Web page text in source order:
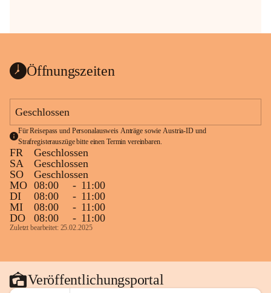
Öffnungszeiten
Geschlossen
Für Reisepass und Personalausweis Anträge sowie Austria-ID und
Strafregisterauszüge bitte einen Termin vereinbaren.
FR
Geschlossen
SA
Geschlossen
SO
Geschlossen
MO 08:00 - 11:00
DI
08:00 - 11:00
MI
08:00 - 11:00
DO
08:00 - 11:00
Zuletzt bearbeitet: 25.02.2025
Veröffentlichungsportal